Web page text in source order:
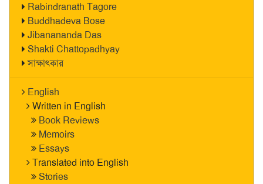
Rabindranath Tagore
Buddhadeva Bose
Jibanananda Das
Shakti Chattopadhyay
সাক্ষাৎকার
English
Written in English
Book Reviews
Memoirs
Essays
Translated into English
Stories